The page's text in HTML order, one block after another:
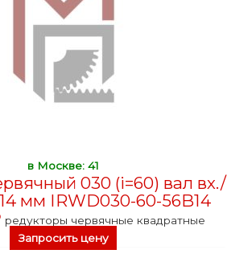
в Москве: 41
030 (i=60) вал вх./
мм IRWD030-60-56B14
редукторы червячные квадратные
Запросить цену